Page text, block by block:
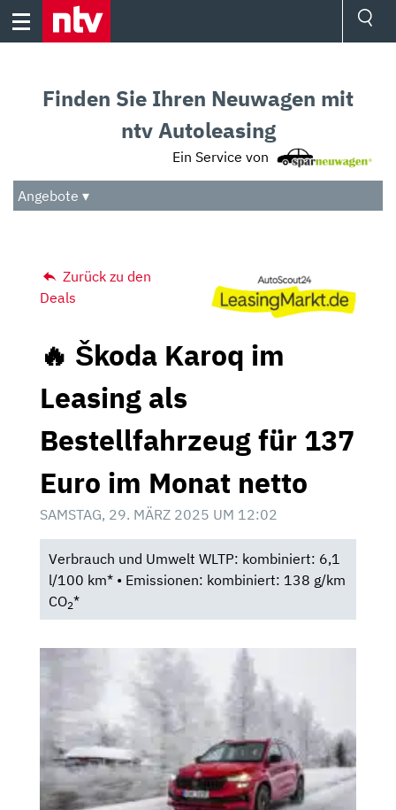
Skip
Audio
Das Beste
Finden Sie Ihren Neuwagen mit
ntv Autoleasing
Ein Service von
Angebote ▾
Zurück zu den
Deals
🔥 Škoda Karoq im
Leasing als
Bestellfahrzeug für 137
Euro im Monat netto
SAMSTAG, 29. MÄRZ 2025 UM 12:02
Verbrauch und Umwelt WLTP: kombiniert: 6,1
l/100 km* • Emissionen: kombiniert: 138 g/km
CO2*